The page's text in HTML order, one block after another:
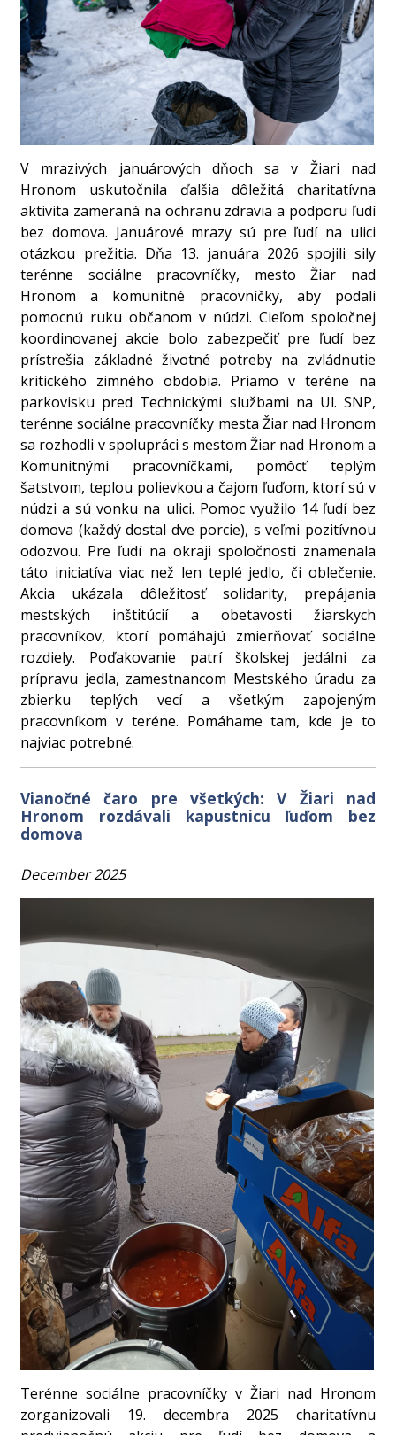
V mrazivých januárových dňoch sa v Žiari nad
Hronom uskutočnila ďalšia dôležitá charitatívna
aktivita zameraná na ochranu zdravia a podporu ľudí
bez domova. Januárové mrazy sú pre ľudí na ulici
otázkou prežitia. Dňa 13. januára 2026 spojili sily
terénne sociálne pracovníčky, mesto Žiar nad
Hronom a komunitné pracovníčky, aby podali
pomocnú ruku občanom v núdzi. Cieľom spoločnej
koordinovanej akcie bolo zabezpečiť pre ľudí bez
prístrešia základné životné potreby na zvládnutie
kritického zimného obdobia. Priamo v teréne na
parkovisku pred Technickými službami na Ul. SNP,
terénne sociálne pracovníčky mesta Žiar nad Hronom
sa rozhodli v spolupráci s mestom Žiar nad Hronom a
Komunitnými pracovníčkami, pomôcť teplým
šatstvom, teplou polievkou a čajom ľuďom, ktorí sú v
núdzi a sú vonku na ulici. Pomoc využilo 14 ľudí bez
domova (každý dostal dve porcie), s veľmi pozitívnou
odozvou. Pre ľudí na okraji spoločnosti znamenala
táto iniciatíva viac než len teplé jedlo, či oblečenie.
Akcia ukázala dôležitosť solidarity, prepájania
mestských inštitúcií a obetavosti žiarskych
pracovníkov, ktorí pomáhajú zmierňovať sociálne
rozdiely. Poďakovanie patrí školskej jedálni za
prípravu jedla, zamestnancom Mestského úradu za
zbierku teplých vecí a všetkým zapojeným
pracovníkom v teréne. Pomáhame tam, kde je to
najviac potrebné.
Vianočné čaro pre všetkých: V Žiari nad
Hronom rozdávali kapustnicu ľuďom bez
domova
December 2025
Terénne sociálne pracovníčky v Žiari nad Hronom
zorganizovali 19. decembra 2025 charitatívnu